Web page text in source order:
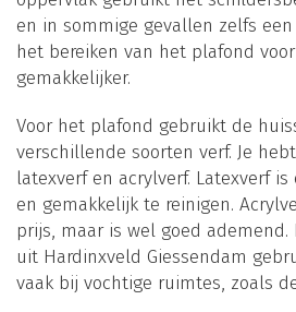
en in sommige gevallen zelfs
het bereiken van het plafond
gemakkelijker.
Voor het plafond gebruikt de
verschillende soorten verf. Je
latexverf en acrylverf. Latexverf
en gemakkelijk te reinigen.
prijs, maar is wel goed
uit Hardinxveld Giessendam
vaak bij vochtige ruimtes, zoals